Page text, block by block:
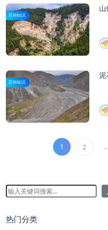
百科知识
山
百科知识
泥
1 2
热门分类